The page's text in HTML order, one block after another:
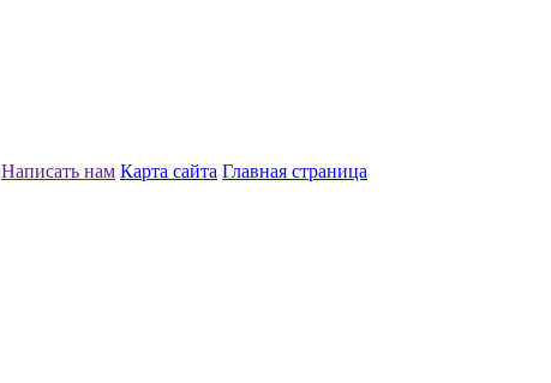
Написать нам Карта сайта Главная страница